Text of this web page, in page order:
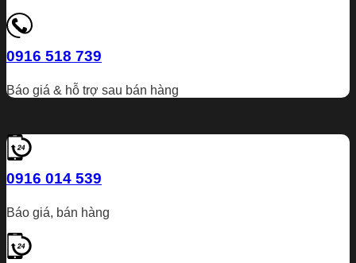
0916 518 739
Báo giá & hỗ trợ sau bán hàng
0916 014 539
Báo giá, bán hàng